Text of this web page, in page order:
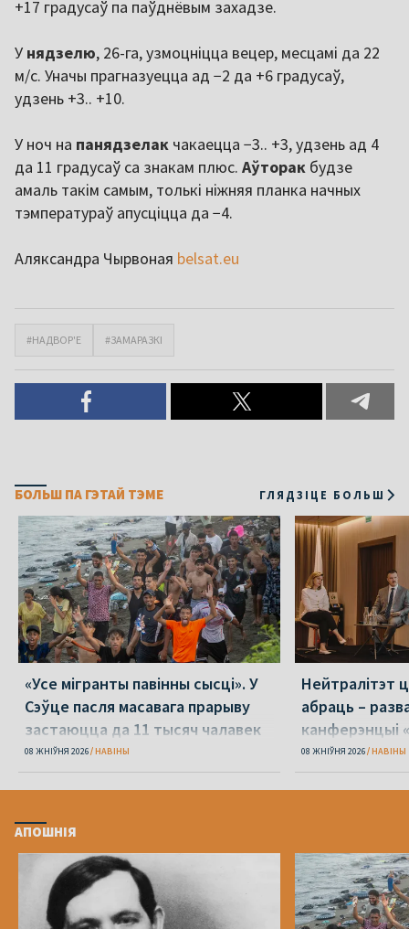
+17 градусаў па паўднёвым захадзе.
У нядзелю, 26-га, узмоцніцца вецер, месцамі да 22
м/с. Уначы прагназуецца ад −2 да +6 градусаў,
удзень +3.. +10.
У ноч на панядзелак чакаецца −3.. +3, удзень ад 4
да 11 градусаў са знакам плюс. Аўторак будзе
амаль такім самым, толькі ніжняя планка начных
тэмператураў апусціцца да −4.
Аляксандра Чырвоная belsat.eu
#НАДВОР'Е #ЗАМАРАЗКІ
БОЛЬШ ПА ГЭТАЙ ТЭМЕ ГЛЯДЗІЦЕ БОЛЬШ
«Усе мігранты павінны сысці». У
Сэўце пасля масавага прарыву
застаюцца да 11 тысяч чалавек
08 ЖНІЎНЯ 2026 НАВІНЫ
Нейтралітэт
абраць –
канферэнцыі
08 ЖНІЎНЯ 2026 НАВІНЫ
АПОШНІЯ